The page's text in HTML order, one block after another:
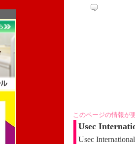
このページの情報が
Usec
Usec